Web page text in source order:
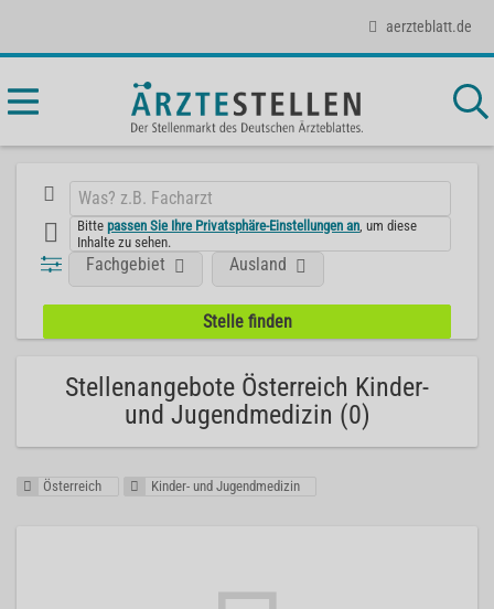
aerzteblatt.de
Bittepassen Sie Ihre Privatsphäre-Einstellungen an , um diese
Inhalte zu sehen.
Fachgebiet Ausland
Stellenangebote Österreich Kinder-
und Jugendmedizin (0)
Österreich Kinder- und Jugendmedizin